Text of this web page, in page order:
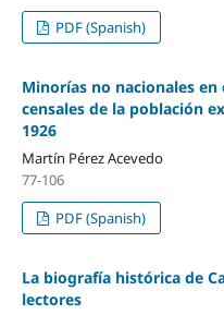
PDF (Spanish)
Minorías no nacionales
censales de la población
1926
Martín Pérez Acevedo
77-106
PDF (Spanish)
La biografía histórica de
lectores